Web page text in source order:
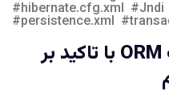
hibernate.cfg.xml Jndi
persistence.xml
یادداشتهایی بر رهیافت ORM با تاکید بر